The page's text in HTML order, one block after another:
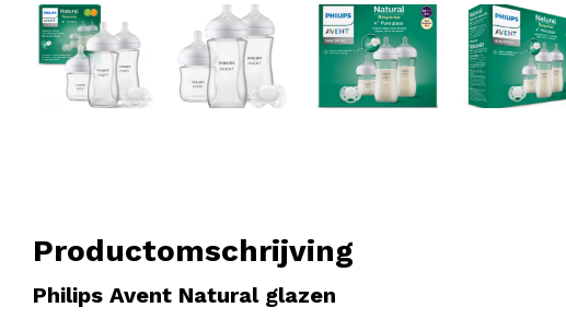
Productomschrijving
Philips Avent Natural glazen